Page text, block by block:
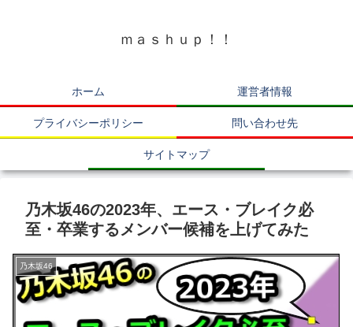
ｍａｓｈｕｐ！！
ホーム 運営者情報
プライバシーポリシー 問い合わせ先
サイトマップ
乃木坂46の2023年、エース・ブレイク必
至・卒業するメンバー候補を上げてみた
乃木坂46